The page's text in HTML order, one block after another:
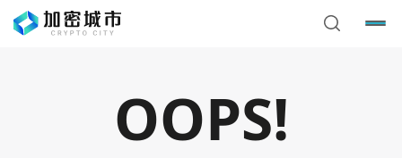
OOPS!